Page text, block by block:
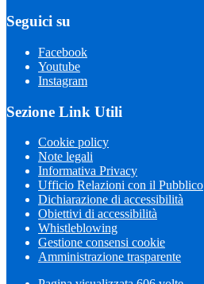
Seguici su
Facebook
Youtube
Instagram
Sezione Link Utili
Cookie policy
Note legali
Informativa Privacy
Ufficio Relazioni con il Pubblico
Dichiarazione di accessibilità
Obiettivi di accessibilità
Whistleblowing
Gestione consensi cookie
Amministrazione trasparente